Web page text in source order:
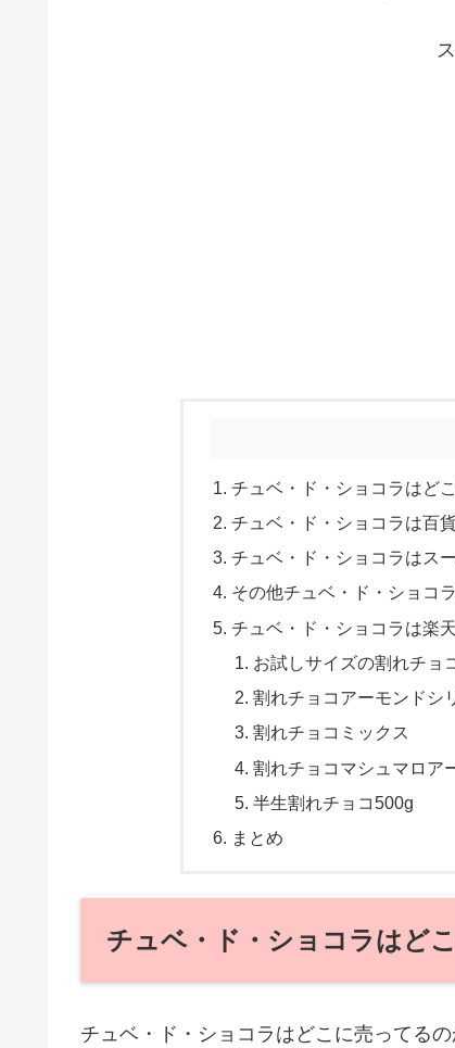
チュベ・ド・ショコラはど
チュベ・ド・ショコラは百
チュベ・ド・ショコラはス
その他チュベ・ド・ショコ
チュベ・ド・ショコラは楽
お試しサイズの割れチョ
割れチョコアーモンドシ
割れチョコミックス
割れチョコマシュマロア
半生割れチョコ500g
まとめ
チュベ・ド・ショコラはど
チュベ・ド・ショコラはどこに売ってる